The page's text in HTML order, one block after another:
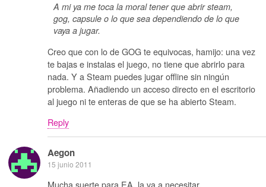
A mi ya me toca la moral tener que abrir steam,
gog, capsule o lo que sea dependiendo de lo que
vaya a jugar.
Creo que con lo de GOG te equivocas, hamijo: una vez
te bajas e instalas el juego, no tiene que abrirlo para
nada. Y a Steam puedes jugar offline sin ningún
problema. Añadiendo un acceso directo en el escritorio
al juego ni te enteras de que se ha abierto Steam.
Reply
Aegon
15 junio 2011
Mucha suerte para EA, la va a necesitar.